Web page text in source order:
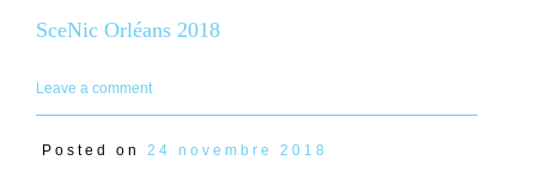
SceNic Orléans 2018
Leave a comment
Posted on 24 novembre 2018